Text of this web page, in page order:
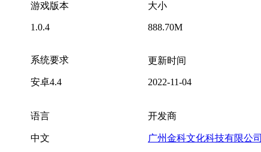
游戏版本
1.0.4
大小
888.70M
系统要求
安卓4.4
更新时间
2022-11-04
语言
中文
开发商
广州金科文化科技有限公司